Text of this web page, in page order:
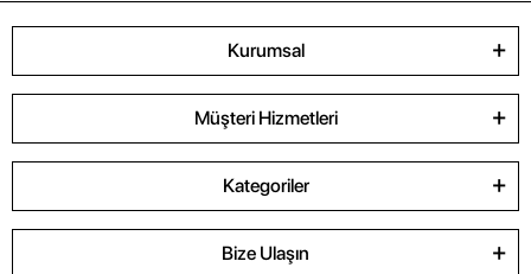
Kurumsal
Müşteri Hizmetleri
Kategoriler
Bize Ulaşın